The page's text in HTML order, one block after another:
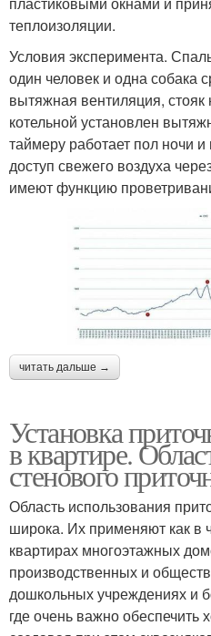
теплоизоляции.
Условия эксперимента.
один человек и одна собака
вытяжная вентиляция, стояк
котельной установлен
таймеру работает пол ночи
доступ свежего воздуха
имеют функцию
читать дальше →
Установка
в квартире.
стенового
Область использования
широка. Их применяют как в
квартирах многоэтажных
производственных и
дошкольных учреждениях и
где очень важно